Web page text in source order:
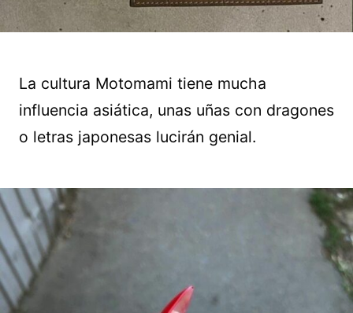
La cultura Motomami tiene mucha
influencia asiática, unas uñas con dragones
o letras japonesas lucirán genial.